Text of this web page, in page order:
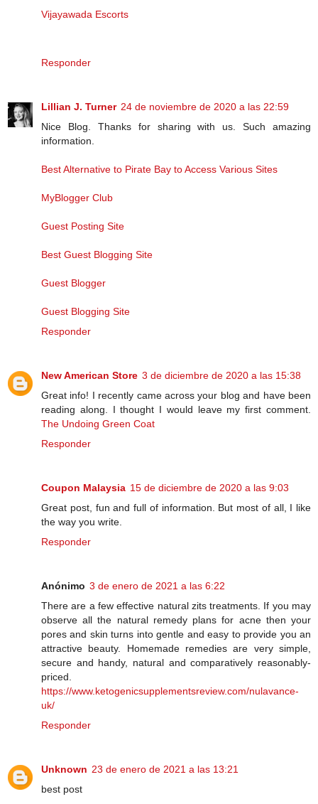
Vijayawada Escorts
Responder
Lillian J. Turner 24 de noviembre de 2020 a las 22:59
Nice Blog. Thanks for sharing with us. Such amazing
information.
Best Alternative to Pirate Bay to Access Various Sites
MyBlogger Club
Guest Posting Site
Best Guest Blogging Site
Guest Blogger
Guest Blogging Site
Responder
New American Store 3 de diciembre de 2020 a las 15:38
Great info! I recently came across your blog and have been
reading along. I thought I would leave my first comment.
The Undoing Green Coat
Responder
Coupon Malaysia 15 de diciembre de 2020 a las 9:03
Great post, fun and full of information. But most of all, I like
the way you write.
Responder
Anónimo 3 de enero de 2021 a las 6:22
There are a few effective natural zits treatments. If you may
observe all the natural remedy plans for acne then your
pores and skin turns into gentle and easy to provide you an
attractive beauty. Homemade remedies are very simple,
secure and handy, natural and comparatively reasonably-
priced.
https://www.ketogenicsupplementsreview.com/nulavance-
uk/
Responder
Unknown 23 de enero de 2021 a las 13:21
best post